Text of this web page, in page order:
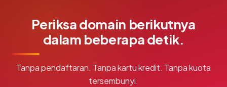
Periksa domain berikutnya
dalam beberapa detik.
Tanpa pendaftaran. Tanpa kartu kredit. Tanpa kuota
tersembunyi.